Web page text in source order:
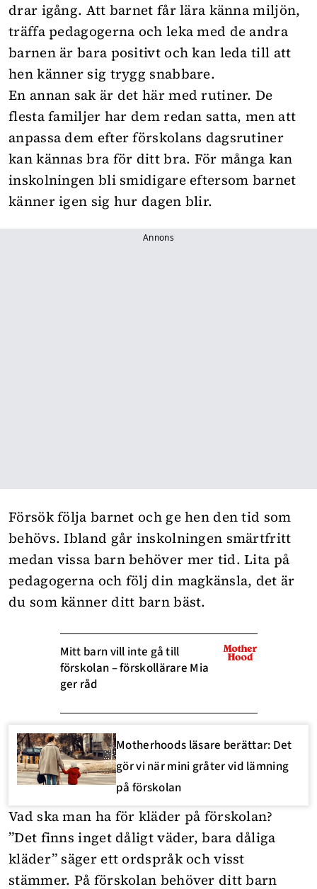
drar igång. Att barnet får lära känna miljön,
träffa pedagogerna och leka med de andra
barnen är bara positivt och kan leda till att
hen känner sig trygg snabbare.
En annan sak är det här med rutiner. De
flesta familjer har dem redan satta, men att
anpassa dem efter förskolans dagsrutiner
kan kännas bra för ditt bra. För många kan
inskolningen bli smidigare eftersom barnet
känner igen sig hur dagen blir.
Annons
Försök följa barnet och ge hen den tid som
behövs. Ibland går inskolningen smärtfritt
medan vissa barn behöver mer tid. Lita på
pedagogerna och följ din magkänsla, det är
du som känner ditt barn bäst.
Mitt barn vill inte gå till
förskolan – förskollärare Mia
ger råd
Motherhoods läsare berättar: Det
gör vi när mini gråter vid lämning
på förskolan
Vad ska man ha för kläder på förskolan?
”Det finns inget dåligt väder, bara dåliga
kläder” säger ett ordspråk och visst
stämmer. På förskolan behöver ditt barn